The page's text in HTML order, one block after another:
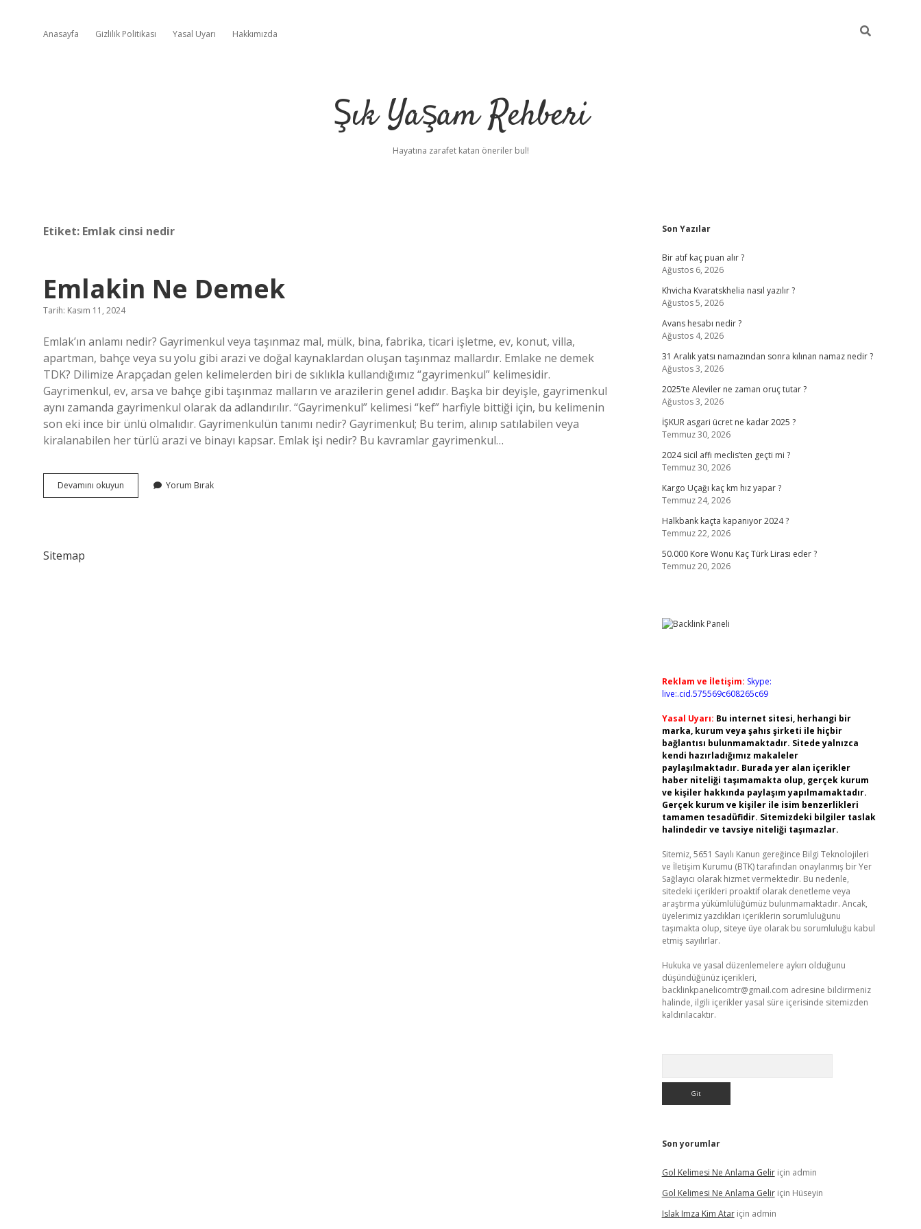
Anasayfa Gizlilik Politikası Yasal Uyarı Hakkımızda
Şık Yaşam Rehberi
Hayatına zarafet katan öneriler bul!
Etiket: Emlak cinsi nedir
Emlakin Ne Demek
Tarih: Kasım 11, 2024
Emlak’ın anlamı nedir? Gayrimenkul veya taşınmaz mal, mülk, bina, fabrika, ticari işletme, ev, konut, villa,
apartman, bahçe veya su yolu gibi arazi ve doğal kaynaklardan oluşan taşınmaz mallardır. Emlake ne demek
TDK? Dilimize Arapçadan gelen kelimelerden biri de sıklıkla kullandığımız “gayrimenkul” kelimesidir.
Gayrimenkul, ev, arsa ve bahçe gibi taşınmaz malların ve arazilerin genel adıdır. Başka bir deyişle, gayrimenkul
aynı zamanda gayrimenkul olarak da adlandırılır. “Gayrimenkul” kelimesi “kef” harfiyle bittiği için, bu kelimenin
son eki ince bir ünlü olmalıdır. Gayrimenkulün tanımı nedir? Gayrimenkul; Bu terim, alınıp satılabilen veya
kiralanabilen her türlü arazi ve binayı kapsar. Emlak işi nedir? Bu kavramlar gayrimenkul…
Devamını okuyun
Ne
Yorum Bırak
Sitemap
Sidebar
Son Yazılar
Bir atıf kaç puan alır ?
Ağustos 6, 2026
Khvicha Kvaratskhelia nasıl yazılır ?
Ağustos 5, 2026
Avans hesabı nedir ?
Ağustos 4, 2026
31 Aralık yatsı namazından sonra kılınan namaz nedir ?
Ağustos 3, 2026
2025’te Aleviler ne zaman oruç tutar ?
Ağustos 3, 2026
İŞKUR asgari ücret ne kadar 2025 ?
Temmuz 30, 2026
2024 sicil affı meclis’ten geçti mi ?
Temmuz 30, 2026
Kargo Uçağı kaç km hız yapar ?
Temmuz 24, 2026
Halkbank kaçta kapanıyor 2024 ?
Temmuz 22, 2026
50.000 Kore Wonu Kaç Türk Lirası eder ?
Temmuz 20, 2026
Reklam ve İletişim: Skype:
live:.cid.575569c608265c69
Yasal Uyarı: Bu internet sitesi, herhangi bir
marka, kurum veya şahıs şirketi ile hiçbir
bağlantısı bulunmamaktadır. Sitede yalnızca
kendi hazırladığımız makaleler
paylaşılmaktadır. Burada yer alan içerikler
haber niteliği taşımamakta olup, gerçek kurum
ve kişiler hakkında paylaşım yapılmamaktadır.
Gerçek kurum ve kişiler ile isim benzerlikleri
tamamen tesadüfidir. Sitemizdeki bilgiler taslak
halindedir ve tavsiye niteliği taşımazlar.
Sitemiz, 5651 Sayılı Kanun gereğince Bilgi Teknolojileri
ve İletişim Kurumu (BTK) tarafından onaylanmış bir Yer
Sağlayıcı olarak hizmet vermektedir. Bu nedenle,
sitedeki içerikleri proaktif olarak denetleme veya
araştırma yükümlülüğümüz bulunmamaktadır. Ancak,
üyelerimiz yazdıkları içeriklerin sorumluluğunu
taşımakta olup, siteye üye olarak bu sorumluluğu kabul
etmiş sayılırlar.
Hukuka ve yasal düzenlemelere aykırı olduğunu
düşündüğünüz içerikleri,
backlinkpanelicomtr@gmail.com adresine bildirmeniz
halinde, ilgili içerikler yasal süre içerisinde sitemizden
kaldırılacaktır.
Son yorumlar
Gol Kelimesi Ne Anlama Geliriçin admin
Gol Kelimesi Ne Anlama Geliriçin Hüseyin
Islak Imza Kim Atariçin admin